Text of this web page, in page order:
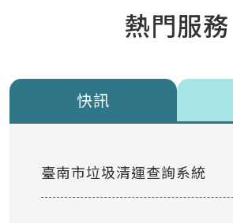
熱門服務
快訊
臺南市垃圾清運查詢系統